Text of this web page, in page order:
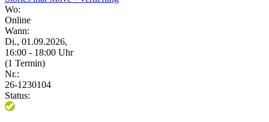
Wo:
Online
Wann:
Di., 01.09.2026,
16:00 - 18:00 Uhr
(1 Termin)
Nr.:
26-1230104
Status: